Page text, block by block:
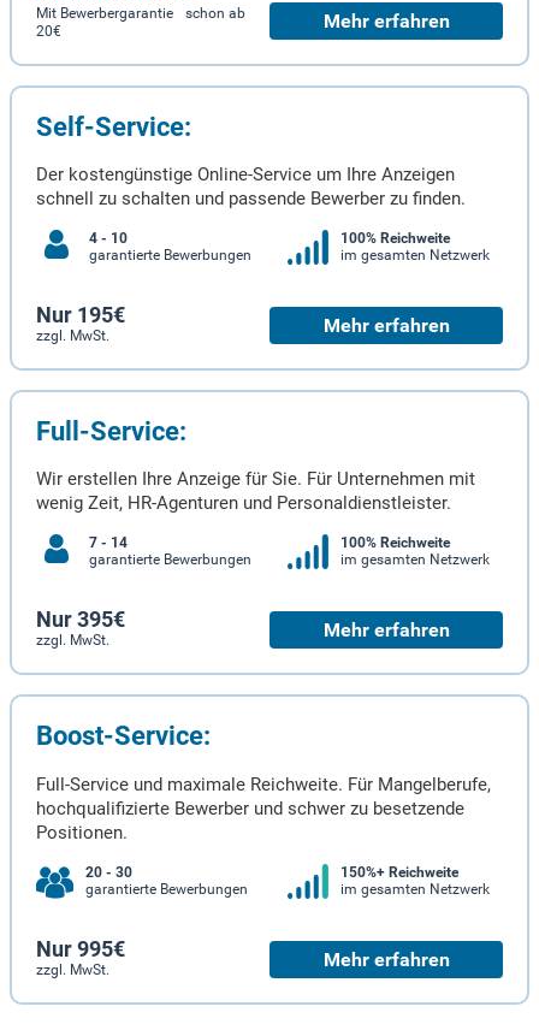
Mit Bewerbergarantie schon ab
20€
Mehr erfahren
Self-Service:
Der kostengünstige Online-Service um Ihre Anzeigen
schnell zu schalten und passende Bewerber zu finden.
4 - 10
garantierte Bewerbungen
100% Reichweite
im gesamten Netzwerk
Nur 195€
zzgl. MwSt. Mehr erfahren
Full-Service:
Wir erstellen Ihre Anzeige für Sie. Für Unternehmen mit
wenig Zeit, HR-Agenturen und Personaldienstleister.
7 - 14
garantierte Bewerbungen
100% Reichweite
im gesamten Netzwerk
Nur 395€
zzgl. MwSt. Mehr erfahren
Boost-Service:
Full-Service und maximale Reichweite. Für Mangelberufe,
hochqualifizierte Bewerber und schwer zu besetzende
Positionen.
20 - 30
garantierte Bewerbungen
150%+ Reichweite
im gesamten Netzwerk
Nur 995€
zzgl. MwSt. Mehr erfahren